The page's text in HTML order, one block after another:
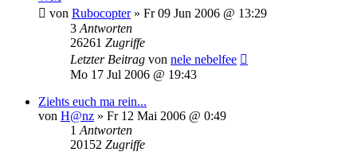
von Rubocopter» Fr 09 Jun 2006 @ 13:29
3 Antworten
26261 Zugriffe
Letzter Beitrag von nele nebelfee
Mo 17 Jul 2006 @ 19:43
Ziehts euch ma rein...
von H@nz » Fr 12 Mai 2006 @ 0:49
1 Antworten
20152 Zugriffe